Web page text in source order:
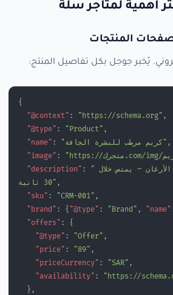
يُخبر جوجل بكل تفاصيل المنتج:
{
  "@context"
: "https://schema.org" ,
  "@type"
: "Product" ,
  "name"
: "كريم مرطب للبشرة الجافة" ,
  "image"
:
  "description"
:
"كريم مرطب خفيف بزيت الأرغان — يمتص خلال
30 ثانية" ,
  "sku"
: "CRM-001" ,
  "brand"
: { "@type" : "Brand" , "name"
  "offers"
: {
    "@type"
: "Offer" ,
    "price"
: "89" ,
    "priceCurrency"
: "SAR" ,
    "availability"
:
"https://
  },